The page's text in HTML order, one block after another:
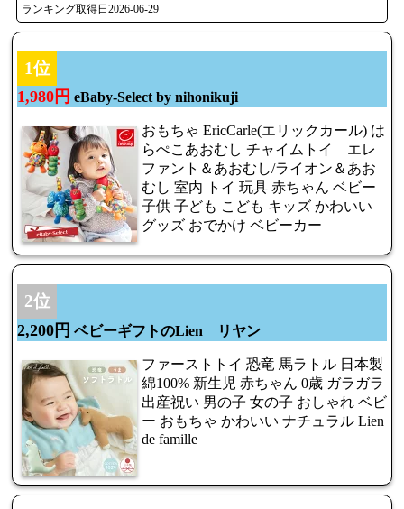
ランキング取得日2026-06-29
1位
1,980円 eBaby-Select by nihonikuji
おもちゃ EricCarle(エリックカール) は
らぺこあおむし チャイムトイ エレ
ファント＆あおむし/ライオン＆あお
むし 室内 トイ 玩具 赤ちゃん ベビー
子供 子ども こども キッズ かわいい
グッズ おでかけ ベビーカー
2位
2,200円 ベビーギフトのLien リヤン
ファーストトイ 恐竜 馬ラトル 日本製
綿100% 新生児 赤ちゃん 0歳 ガラガラ
出産祝い 男の子 女の子 おしゃれ ベビ
ー おもちゃ かわいい ナチュラル Lien
de famille